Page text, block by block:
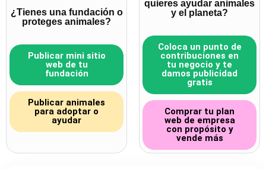
¿Tienes una fundación o
proteges animales?
Publicar mini sitio
web de tu
fundación
Publicar animales
para adoptar o
ayudar
quieres ayudar animales
y el planeta?
Coloca un punto de
contribuciones en
tu negocio y te
damos publicidad
gratis
Comprar tu plan
web de empresa
con propósito y
vende más